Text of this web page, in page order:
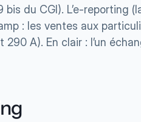
du CGI). L’e-reporting
: les ventes aux
A). En clair : l’un